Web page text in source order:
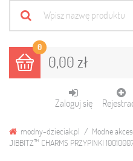
0
0,00 zł
Zaloguj się
modny-dzieciak.pl Modne
JIBBITZ™ CHARMS PRZYPINKI